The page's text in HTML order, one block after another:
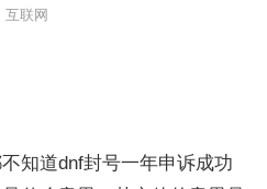
互联网
知道dnf封号一年申诉成功